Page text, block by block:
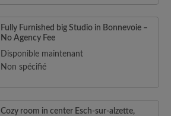
Fully Furnished big Studio in Bonnevoie –
No Agency Fee
Disponible maintenant
Non spécifié
Cozy room in center Esch-sur-alzette,